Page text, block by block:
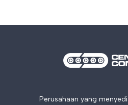
Perusahaan yang